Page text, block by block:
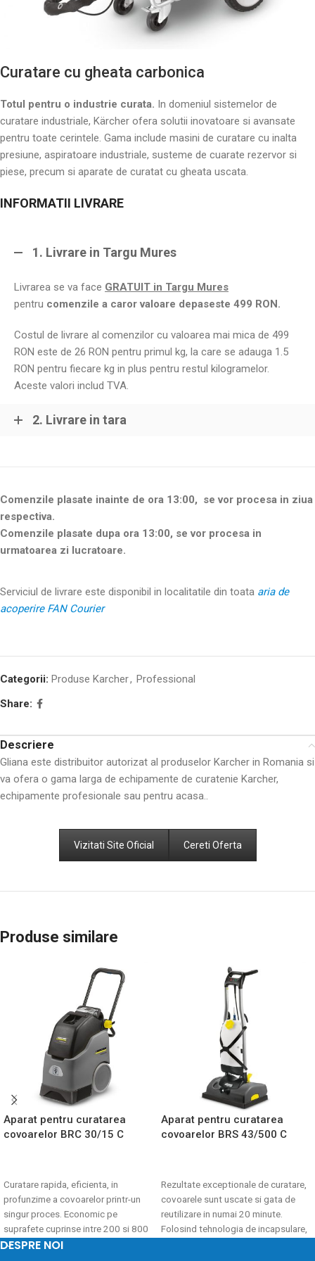
Curatare cu gheata carbonica
Totul pentru o industrie curata. In domeniul sistemelor de
curatare industriale, Kärcher ofera solutii inovatoare si avansate
pentru toate cerintele. Gama include masini de curatare cu inalta
presiune, aspiratoare industriale, susteme de cuarate rezervor si
piese, precum si aparate de curatat cu gheata uscata.
INFORMATII LIVRARE
1. Livrare in Targu Mures
Livrarea se va face GRATUIT in Targu Mures
pentru comenzile a caror valoare depaseste 499 RON.
Costul de livrare al comenzilor cu valoarea mai mica de 499
RON este de 26 RON pentru primul kg, la care se adauga 1.5
RON pentru fiecare kg in plus pentru restul kilogramelor.
Aceste valori includ TVA.
2. Livrare in tara
Comenzile plasate inainte de ora 13:00, se vor procesa in ziua
respectiva.
Comenzile plasate dupa ora 13:00, se vor procesa in
urmatoarea zi lucratoare.
Serviciul de livrare este disponibil in localitatile din toata aria de
acoperire FAN Courier
Categorii: Produse Karcher, Professional
Share:
Descriere
Gliana este distribuitor autorizat al produselor Karcher in Romania si
va ofera o gama larga de echipamente de curatenie Karcher,
echipamente profesionale sau pentru acasa..
Vizitati Site Oficial Cereti Oferta
Produse similare
Aparat pentru curatarea
covoarelor BRC 30/15 C
Curatare rapida, eficienta, in
profunzime a covoarelor printr-un
singur proces. Economic pe
suprafete cuprinse intre 200 si 800
m².
Aparat pentru curatarea
covoarelor BRS 43/500 C
Rezultate exceptionale de curatare,
covoarele sunt uscate si gata de
reutilizare in numai 20 minute.
Folosind tehnologia de incapsulare,
DESPRE NOI